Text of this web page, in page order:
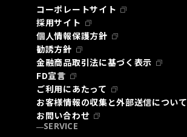
コーポレートサイト
採用サイト
個人情報保護方針
勧誘方針
金融商品取引法に基づく表示
FD宣言
ご利用にあたって
お客様情報の収集と外部送信について
お問い合わせ
SERVICE